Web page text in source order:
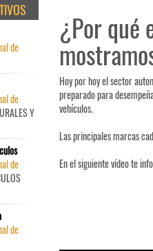
¿Por qué
Hoy por hoy el sector
preparado para
vehículos.
Las principales marcas
En el siguiente vídeo te
de
de
Y
de
de